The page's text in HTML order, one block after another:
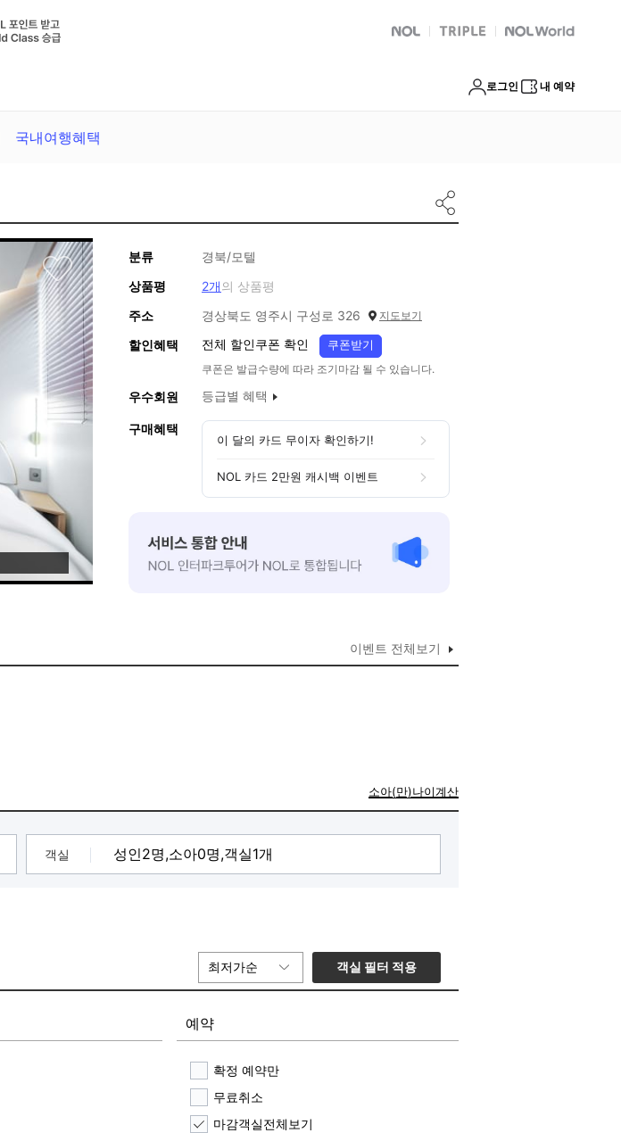
NOL 트리플 Global Interpark
로그인 내 예약
국내여행혜택
분류
경북/모텔
상품평
2개의 상품평
주소
경상북도 영주시 구성로 326 지도보기
할인혜택 전체 할인쿠폰 확인 쿠폰받기
쿠폰은 발급수량에 따라 조기마감 될 수 있습니다.
우수회원 등급별 혜택
구매혜택
이 달의 카드 무이자 확인하기!
NOL 카드 2만원 캐시백 이벤트
이벤트 전체보기
소아(만)나이계산
객실
최저가순 객실 필터 적용
예약
확정 예약만
무료취소
마감객실전체보기